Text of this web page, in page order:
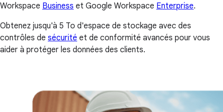
Workspace Business et Google Workspace Enterprise.
Obtenez jusqu'à 5 To d'espace de stockage avec des
contrôles de sécurité et de conformité avancés pour vous
aider à protéger les données des clients.